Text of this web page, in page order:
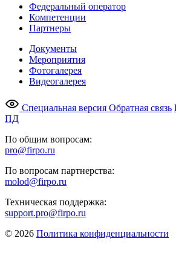
Федеральный оператор
Компетенции
Партнеры
Документы
Мероприятия
Фотогалерея
Видеогалерея
Специальная версия Обратная связь
ПД
По общим вопросам:
pro@firpo.ru
По вопросам партнерства:
molod@firpo.ru
Техническая поддержка:
support.pro@firpo.ru
© 2026 Политика конфиденциальности